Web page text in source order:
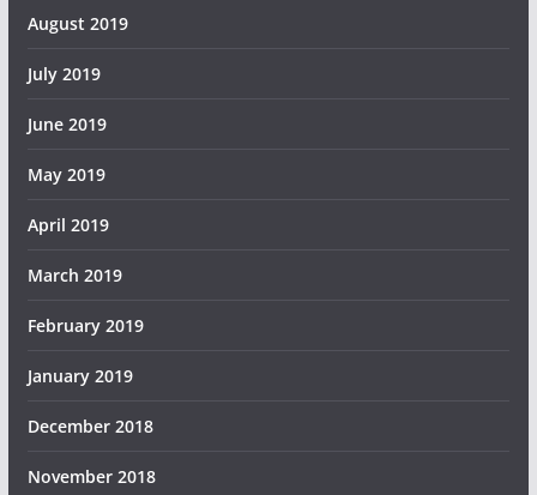
August 2019
July 2019
June 2019
May 2019
April 2019
March 2019
February 2019
January 2019
December 2018
November 2018